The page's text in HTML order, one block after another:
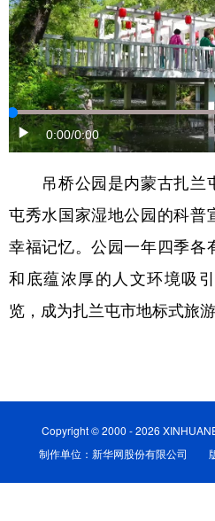
文化 书画
访谈 视频
法律 中央文件
食品 人居
学术中国 乡村振兴
城市 旅游
公益 一带一路
文化产业
辽宁 吉林
浙江 安徽
0:00/0:00
吊桥公园是内蒙古扎兰
屯秀水国家湿地公园的科普
幸福记忆。公园一年四季各
和底蕴浓厚的人文环境吸
览，成为扎兰屯市地标式旅游
Copyright © 2000 - 2026
制作单位：新华网股份有限公司